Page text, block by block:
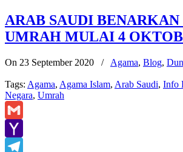
ARAB SAUDI
UMRAH MULAI 4
On 23 September 2020 / Agama, Blog,
Tags: Agama, Agama Islam, Arab Saudi, Info
Negara, Umrah
Gmail
Yahoo